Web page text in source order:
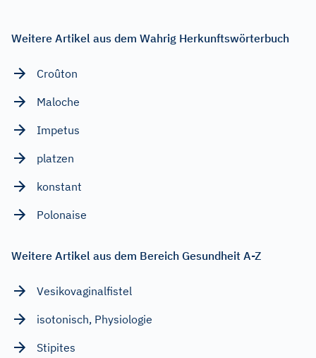
Weitere Artikel aus dem Wahrig Herkunftswörterbuch
Croûton
Maloche
Impetus
platzen
konstant
Polonaise
Weitere Artikel aus dem Bereich Gesundheit A-Z
Vesikovaginalfistel
isotonisch, Physiologie
Stipites